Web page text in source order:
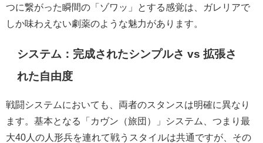
つに繋がった瞬間の「ゾワッ」とする感覚は、ガレリアで
しか味わえない劇薬のような魅力があります。
システム：完成されたシンプルさ vs 拡張さ
れた自由度
戦闘システムにおいても、両者のスタンスは明確に異なり
ます。基本となる「カヴン（旅団）」システム、つまり最
大40人の人形兵を連れて戦うスタイルは共通ですが、その